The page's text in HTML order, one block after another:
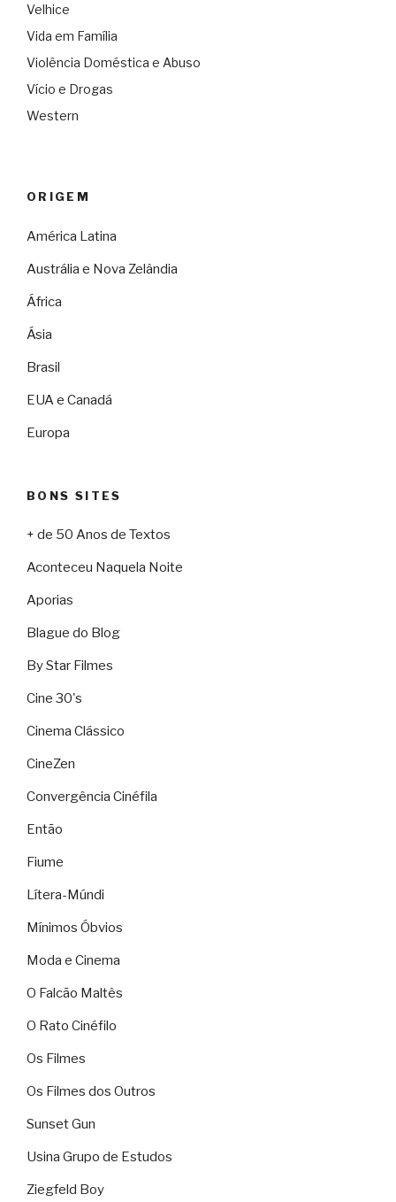
Velhice
Vida em Família
Violência Doméstica e Abuso
Vício e Drogas
Western
ORIGEM
América Latina
Austrália e Nova Zelândia
África
Ásia
Brasil
EUA e Canadá
Europa
BONS SITES
+ de 50 Anos de Textos
Aconteceu Naquela Noite
Aporias
Blague do Blog
By Star Filmes
Cine 30's
Cinema Clássico
CineZen
Convergência Cinéfila
Então
Fiume
Lítera-Múndi
Mínimos Óbvios
Moda e Cinema
O Falcão Maltês
O Rato Cinéfilo
Os Filmes
Os Filmes dos Outros
Sunset Gun
Usina Grupo de Estudos
Ziegfeld Boy